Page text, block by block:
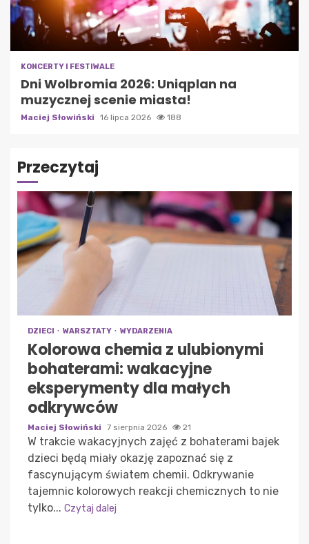
KONCERTY I FESTIWALE
Dni Wolbromia 2026: Uniqplan na
muzycznej scenie miasta!
Maciej Słowiński 16 lipca 2026 188
Przeczytaj
DZIECI WARSZTATY WYDARZENIA
Kolorowa chemia z ulubionymi
bohaterami: wakacyjne
eksperymenty dla małych
odkrywców
Maciej Słowiński 7 sierpnia 2026 21
W trakcie wakacyjnych zajęć z bohaterami bajek
dzieci będą miały okazję zapoznać się z
fascynującym światem chemii. Odkrywanie
tajemnic kolorowych reakcji chemicznych to nie
tylko... Czytaj dalej